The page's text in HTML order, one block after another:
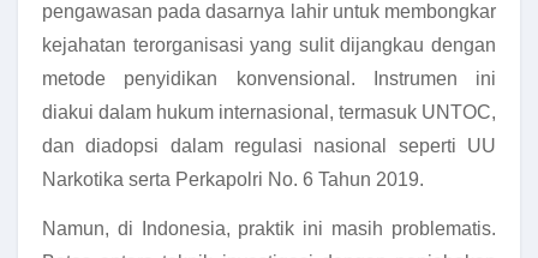
pengawasan pada dasarnya lahir untuk membongkar
kejahatan terorganisasi yang sulit dijangkau dengan
metode penyidikan konvensional. Instrumen ini
diakui dalam hukum internasional, termasuk UNTOC,
dan diadopsi dalam regulasi nasional seperti UU
Narkotika serta Perkapolri No. 6 Tahun 2019.
Namun, di Indonesia, praktik ini masih problematis.